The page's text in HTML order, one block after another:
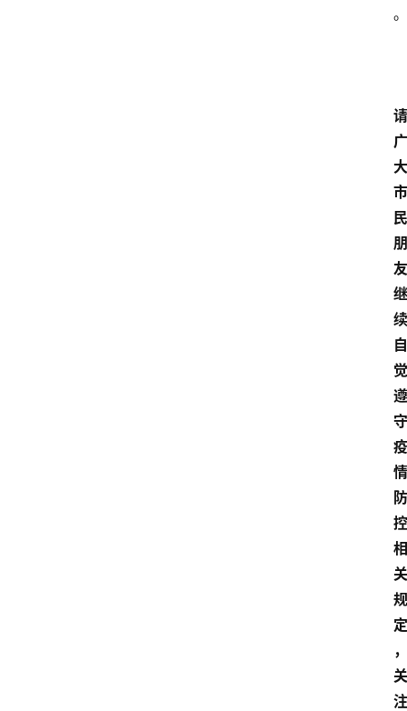
。
请
广
大
市
民
朋
友
继
续
自
觉
遵
守
疫
情
防
控
相
关
规
定
，
关
注